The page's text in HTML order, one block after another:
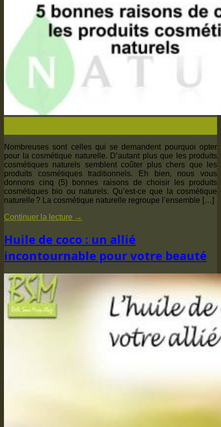
Nombreuses sont celles qui se demandent pourquoi opter
pour la cosmétique naturelle. D’autant plus que les produits
cosmétiques naturels semblent coûter plus chers que les
produits cosmétiques traditionnels. Eh bien, nous vous
donnons cinq (5) bonnes raisons de choisir les produits
cosmétiques bio ou naturels. Qu’est-ce que la cosmétique
naturelle ? La cosmétique naturelle regroupe l’ensemble […]
Continuer la lecture →
Huile de coco : un allié
incontournable pour votre beauté